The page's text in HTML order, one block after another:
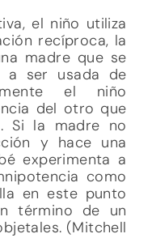
el niño utiliza
recíproca, la
madre que se
a ser usada de
el niño
del otro que
Si la madre no
y hace una
experimenta a
como
en este punto
término de un
(Mitchell